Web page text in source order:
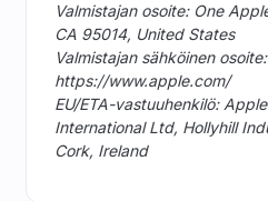
Valmistajan osoite: One
CA 95014, United States
Valmistajan sähköinen osoite:
https://www.apple.com/
EU/ETA-vastuuhenkilö:
International Ltd, Hollyhill
Cork, Ireland